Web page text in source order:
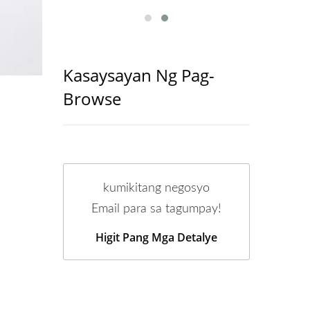
Kasaysayan Ng Pag-
Browse
kumikitang negosyo
Email para sa tagumpay!
Higit Pang Mga Detalye